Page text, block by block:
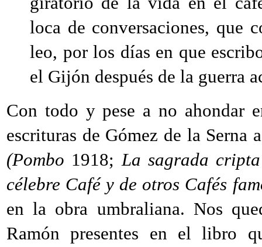
loca de conversaciones, que
leo, por los días en que
el Gijón después de la guerra
Con todo y pese a no ahondar
escrituras de Gómez de la
(Pombo 1918;La sagrada
célebre Café y de otros Cafés
en la obra umbraliana. Nos
Ramón presentes en el libro